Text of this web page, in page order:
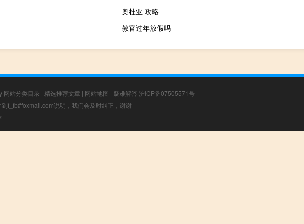
奥杜亚 攻略
教官过年放假吗
网站分类目录 | 精选推荐文章 | 网站地图 | 疑难解答 沪ICP备07505571号
f_fb#foxmail.com说明，我们会及时纠正，谢谢